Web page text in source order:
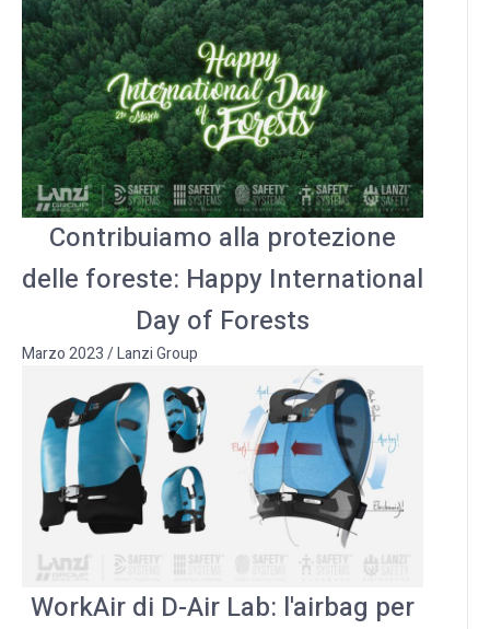
Contribuiamo alla protezione
delle foreste: Happy International
Day of Forests
Marzo 2023/Lanzi Group
WorkAir di D-Air Lab: l'airbag per